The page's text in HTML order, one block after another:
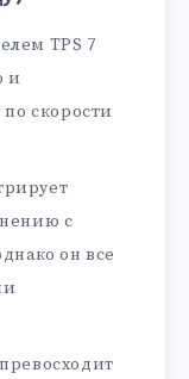
TPS 7
и
скорости
с
он все